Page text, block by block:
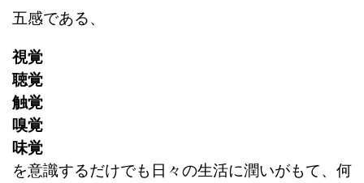
五感である、
視覚
聴覚
触覚
嗅覚
味覚
を意識するだけでも日々の生活に潤いがもて、 何